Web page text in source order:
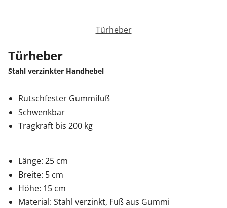
Kontakt / Hilfe
Türheber
Türheber
Stahl verzinkter Handhebel
Rutschfester Gummifuß
Schwenkbar
Tragkraft bis 200 kg
Länge: 25 cm
Breite: 5 cm
Höhe: 15 cm
Material: Stahl verzinkt, Fuß aus Gummi